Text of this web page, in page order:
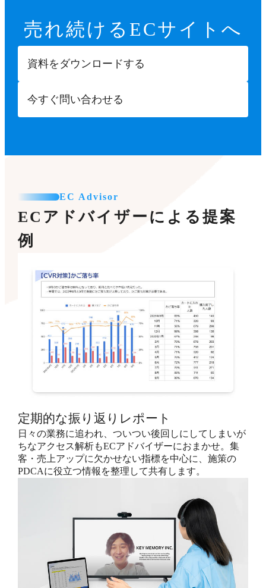
売れ続ける ECサイトへ
資料をダウンロードする
今すぐ問い合わせる
EC Advisor
ECアドバイザーによる提案
例
定期的な振り返りレポート
日々の業務に追われ、ついつい後回しにしてしまいが
ちなアクセス解析もECアドバイザーにおまかせ。集
客・売上アップに欠かせない指標を中心に、施策の
PDCAに役立つ情報を整理して共有します。